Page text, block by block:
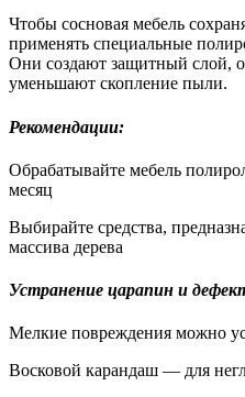
Чтобы сосновая мебель
применять специальные
Они создают защитный слой,
уменьшают скопление пыли.
Рекомендации:
Обрабатывайте мебель
месяц
Выбирайте средства,
массива дерева
Устранение царапин и
Мелкие повреждения можно
Восковой карандаш — для